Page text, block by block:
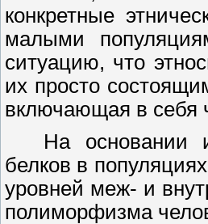
конкретные
малыми
ситуацию, что
их просто
включающая в себя
На основании
белков в
уровней меж- и
полиморфизма